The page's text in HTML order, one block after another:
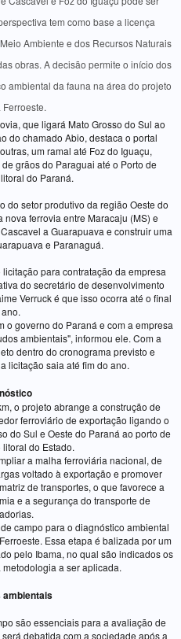
tem como base a licença
Ambiente e dos Recursos Naturais
obras. A decisão permite o início dos
ambiental da fauna na área do projeto
que ligará Mato Grosso do Sul ao
do chamado Abio, destaca o portal
um ramal até Foz do Iguaçu,
grãos do Paraguai até o Porto de
do Paraná.
do setor produtivo da região Oeste do
ferrovia entre Maracaju (MS) e
a Guarapuava e construir uma
e Paranaguá.
para contratação da empresa
do secretário de desenvolvimento
Verruck é que isso ocorra até o final
o governo do Paraná e com a empresa
ambientais", informou ele. Com a
dentro do cronograma previsto e
licitação saia até fim do ano.
o projeto abrange a construção de
ferroviário de exportação ligando o
do Sul e Oeste do Paraná ao porto de
do Estado.
a malha ferroviária nacional, de
voltado à exportação e promover
de transportes, o que favorece a
e a segurança do transporte de
campo para o diagnóstico ambiental
Essa etapa é balizada por um
pelo Ibama, no qual são indicados os
a ser aplicada.
ambientais
são essenciais para a avaliação de
debatida com a sociedade após a